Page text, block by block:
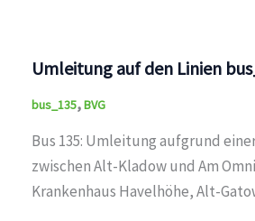
bus_134,bus_135,bus_N34,BVG
Umleitung auf den Linien
bus_135,BVG
Bus 135: Umleitung aufgrund
zwischen Alt-Kladow und Am
Krankenhaus Havelhöhe, Alt-